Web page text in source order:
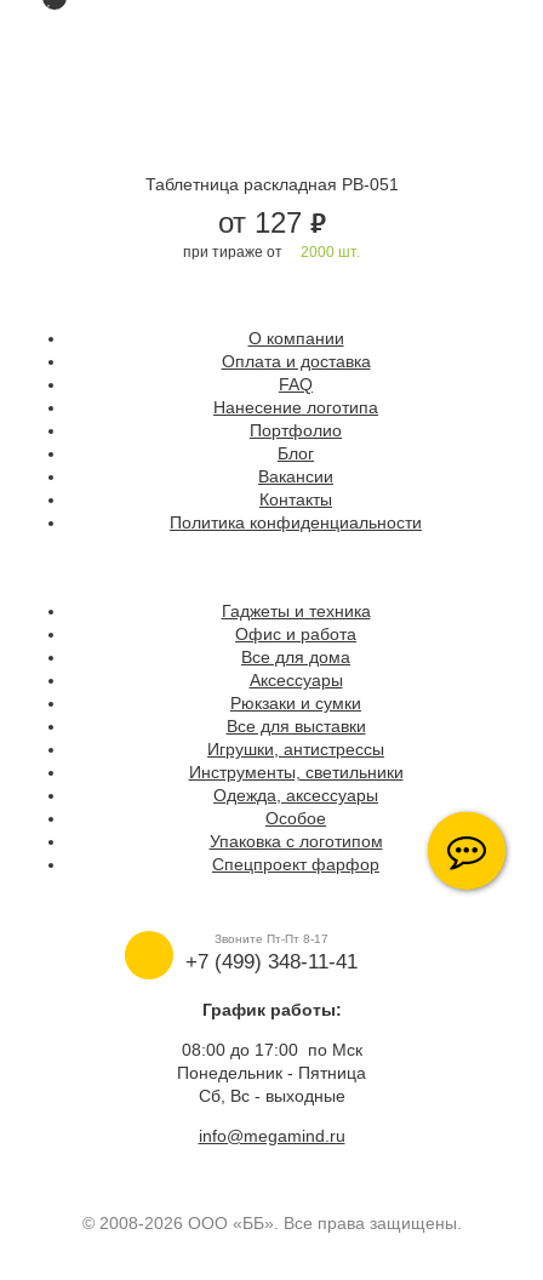
Таблетница раскладная PB-051
от 127 руб.
при тираже от 2000 шт.
О компании
Оплата и доставка
FAQ
Нанесение логотипа
Портфолио
Блог
Вакансии
Контакты
Политика конфиденциальности
Гаджеты и техника
Офис и работа
Все для дома
Аксессуары
Рюкзаки и сумки
Все для выставки
Игрушки, антистрессы
Инструменты, светильники
Одежда, аксессуары
Особое
Упаковка с логотипом
Спецпроект фарфор
Звоните Пт-Пт 8-17
+7 (499) 348-11-41
График работы:
08:00 до 17:00 по Мск
Понедельник - Пятница
Сб, Вс - выходные
info@megamind.ru
© 2008-2026 ООО «ББ». Все права защищены.